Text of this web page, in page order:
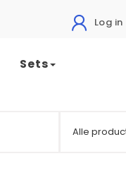
Log in
Sets